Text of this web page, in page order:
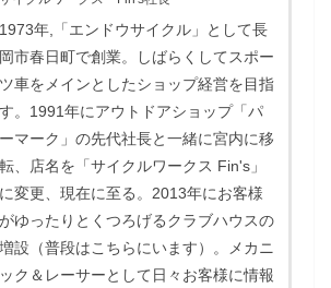
1973年,「エンドウサイクル」として長
岡市春日町で創業。しばらくしてスポー
ツ車をメインとしたショップ経営を目指
す。1991年にアウトドアショップ「パ
ーマーク」の先代社長と一緒に宮内に移
転、店名を「サイクルワークス Fin's」
に変更、現在に至る。2013年にお客様
がゆったりとくつろげるクラブハウスの
増設（普段はこちらにいます）。メカニ
ック＆レーサーとして日々お客様に情報